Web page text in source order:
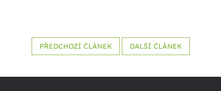
PŘEDCHOZÍ ČLÁNEK DALŠÍ ČLÁNEK